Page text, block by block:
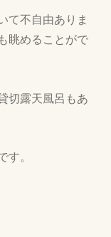
て不自由ありま
眺めることがで
切露天風呂もあ
す。